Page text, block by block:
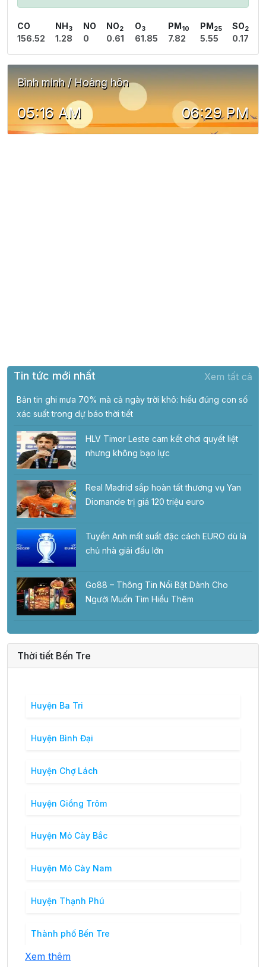
CO
156.52
NH 3
1.28
NO
0
NO2
0.61
O3
61.85
PM 10
7.82
PM 25
5.55
SO2
0.17
Bình minh / Hoàng hôn
05:16 AM 06:29 PM
Tin tức mới nhất Xem tất cả
Bản tin ghi mưa 70% mà cả ngày trời khô: hiểu đúng con số
xác suất trong dự báo thời tiết
HLV Timor Leste cam kết chơi quyết liệt
nhưng không bạo lực
Real Madrid sắp hoàn tất thương vụ Yan
Diomande trị giá 120 triệu euro
Tuyển Anh mất suất đặc cách EURO dù là
chủ nhà giải đấu lớn
Go88 – Thông Tin Nổi Bật Dành Cho
Người Muốn Tìm Hiểu Thêm
Thời tiết Bến Tre
Huyện Ba Tri
Huyện Bình Đại
Huyện Chợ Lách
Huyện Giồng Trôm
Huyện Mỏ Cày Bắc
Huyện Mỏ Cày Nam
Huyện Thạnh Phú
Thành phố Bến Tre
Xem thêm